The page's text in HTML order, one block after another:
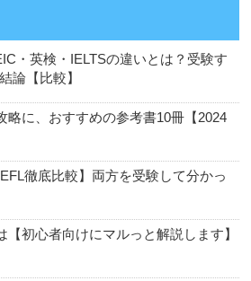
・英検・IELTSの違いとは？受験す
論【比較】
略に、おすすめの参考書10冊【2024
徹底比較】両方を受験して分かっ
【初心者向けにマルっと解説します】